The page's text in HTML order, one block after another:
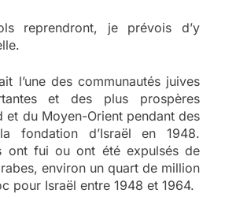
reprendront, je prévois d’y
l’une des communautés juives
et des plus prospères
et du Moyen-Orient pendant des
fondation d’Israël en 1948.
ont fui ou ont été expulsés de
environ un quart de million
pour Israël entre 1948 et 1964.